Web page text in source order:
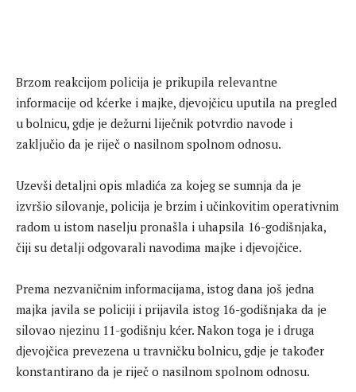
Brzom reakcijom policija je prikupila relevantne
informacije od kćerke i majke, djevojčicu uputila na pregled
u bolnicu, gdje je dežurni liječnik potvrdio navode i
zaključio da je riječ o nasilnom spolnom odnosu.
Uzevši detaljni opis mladića za kojeg se sumnja da je
izvršio silovanje, policija je brzim i učinkovitim operativnim
radom u istom naselju pronašla i uhapsila 16-godišnjaka,
čiji su detalji odgovarali navodima majke i djevojčice.
Prema nezvaničnim informacijama, istog dana još jedna
majka javila se policiji i prijavila istog 16-godišnjaka da je
silovao njezinu 11-godišnju kćer. Nakon toga je i druga
djevojčica prevezena u travničku bolnicu, gdje je također
konstantirano da je riječ o nasilnom spolnom odnosu.